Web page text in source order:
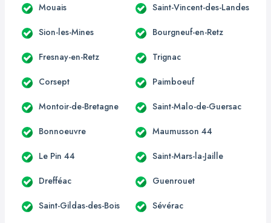
Mouais Saint-Vincent-des-Landes
Sion-les-Mines Bourgneuf-en-Retz
Fresnay-en-Retz Trignac
Corsept Paimboeuf
Montoir-de-Bretagne Saint-Malo-de-Guersac
Bonnoeuvre Maumusson 44
Le Pin 44 Saint-Mars-la-Jaille
Drefféac Guenrouet
Saint-Gildas-des-Bois Sévérac